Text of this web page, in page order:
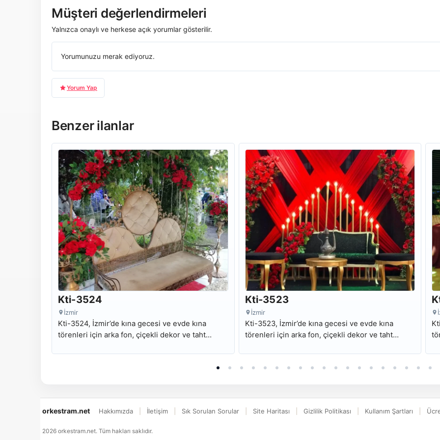
Müşteri değerlendirmeleri
Yalnızca onaylı ve herkese açık yorumlar gösterilir.
Yorumunuzu merak ediyoruz.
Yorum Yap
Benzer ilanlar
Kti-3524
İzmir
Kti-3524, İzmir’de kına gecesi ve evde kına
törenleri için arka fon, çiçekli dekor ve taht
Kti-3523
İzmir
Kti-3523, İzmir’de kına gecesi ve evde kına
törenleri için arka fon, çiçekli dekor ve taht
orkestram.net Hakkımızda İletişim Sık Sorulan Sorular Site Haritası Gizlilik Politikası Kullanım Şartları
2026 orkestram.net. Tüm hakları saklıdır.